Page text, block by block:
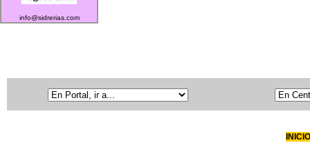
info@sidrerias.com
INICIO